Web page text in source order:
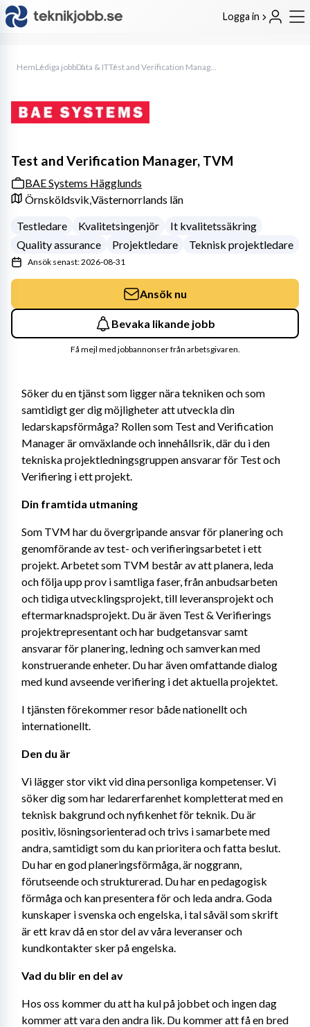
Logga in
HemLediga jobbData & IT Test and Verification Manager, TVM
Söker du en tjänst som ligger nära tekniken och som
samtidigt ger dig möjligheter att utveckla din
ledarskapsförmåga? Rollen som Test and Verification
Managerär omväxlande och innehållsrik, där du i den
tekniska projektledningsgruppen ansvarar för Test och
Verifiering i ett projekt.
Din framtida utmaning
Som TVM har du övergripande ansvar för planering och
genomförande av test- och verifieringsarbetet i ett
projekt. Arbetet som TVM består av att planera, leda
och följa upp prov i samtliga faser, från anbudsarbeten
och tidiga utvecklingsprojekt, till leveransprojekt och
eftermarknadsprojekt. Du är även Test & Verifierings
projektrepresentant och har budgetansvar samt
ansvarar för planering, ledning och samverkan med
konstruerande enheter. Du har även omfattande dialog
med kund avseende verifiering i det aktuella projektet.
I tjänsten förekommer resor både nationellt och
internationellt.
Den du är
Vi lägger stor vikt vid dina personliga kompetenser. Vi
söker dig som har ledarerfarenhet kompletterat med en
teknisk bakgrund och nyfikenhet för teknik. Du är
positiv, lösningsorienterad och trivs i samarbete med
andra, samtidigt som du kan prioritera och fatta beslut.
Du har en god planeringsförmåga, är noggrann,
förutseende och strukturerad. Du har en pedagogisk
förmåga och kan presentera för och leda andra. Goda
kunskaper i svenska och engelska, i tal såväl som skrift
är ett krav då en stor del av våra leveranser och
kundkontakter sker på engelska.
Vad du blir en del av
Hos oss kommer du att ha kul på jobbet och ingen dag
kommer att vara den andra lik. Du kommer att få en bred
Test and Verification Manager, TVM
BAE Systems Hägglunds
Örnsköldsvik,Västernorrlands län
Testledare
Kvalitetsingenjör
It kvalitetssäkring
Quality assurance
Projektledare Teknisk projektledare
Ansök senast: 2026-08-31
Ansök nu
Bevaka likande jobb
Få mejl med jobbannonser från arbetsgivaren.